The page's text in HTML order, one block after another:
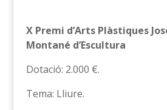
X Premi d’Arts Plàstiques
Montané d’Escultura
Dotació: 2.000 €.
Tema: Lliure.